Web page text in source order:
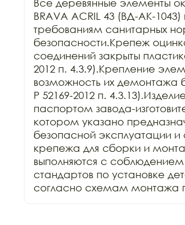
Все деревянные элементы
BRAVA ACRIL 43 (ВД-АК-
требованиям санитарных
безопасности.Крепеж
соединений закрыты
2012 п. 4.3.9).Крепление
возможность их демонтажа
Р 52169-2012 п.
паспортом завода-
котором указано
безопасной эксплуатации
крепежа для сборки и
выполняются с
стандартов по установке
согласно схемам монтажа